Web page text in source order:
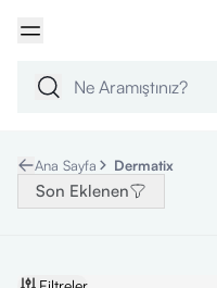
Ana Sayfa Dermatix
Son Eklenen